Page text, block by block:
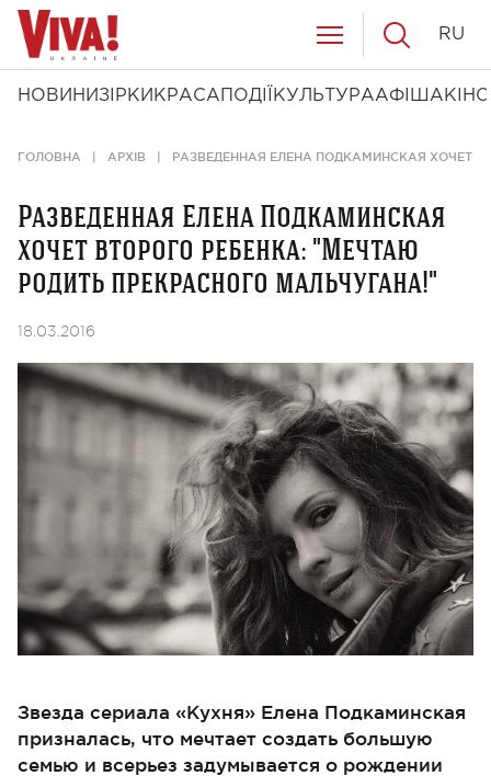
НОВИНИ ЗІРКИ КРАСА ПОДІЇ КУЛЬТУРААФІША КІНО
RU
ГОЛОВНА АРХІВ РАЗВЕДЕННАЯ ЕЛЕНА ПОДКАМИНСКАЯ ХОЧЕТ
Разведенная Елена Подкаминская
хочет второго ребенка: "Мечтаю
родить прекрасного мальчугана!"
18.03.2016
Звезда сериала «Кухня» Елена Подкаминская
призналась, что мечтает создать большую
семью и всерьез задумывается о рождении